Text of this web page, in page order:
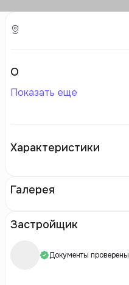
О
Показать еще
Характеристики
Галерея
Застройщик
Документы проверены